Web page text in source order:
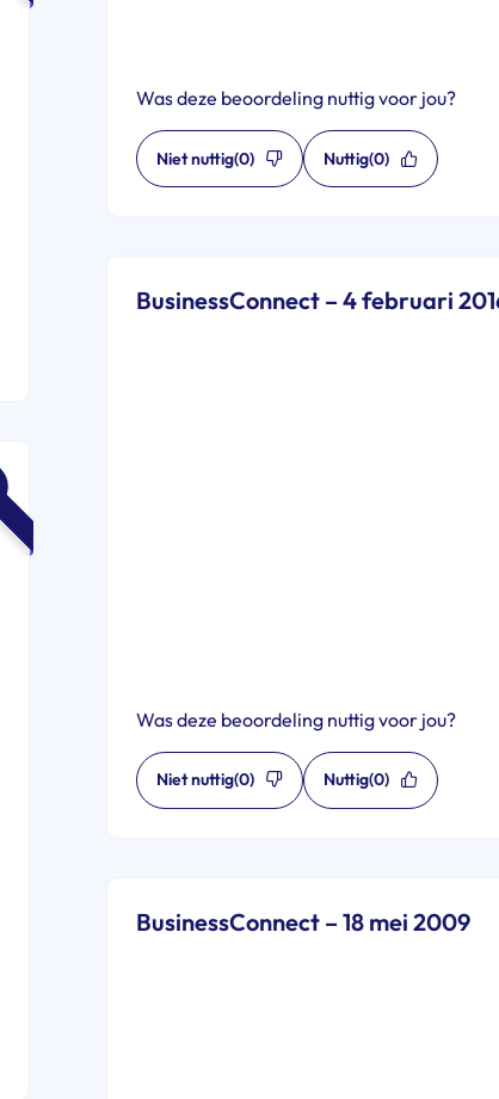
Was deze beoordeling nuttig voor jou?
Niet nuttig(0) Nuttig(0)
BusinessConnect – 4 februari
Was deze beoordeling nuttig voor jou?
Niet nuttig(0) Nuttig(0)
BusinessConnect – 18 mei 2009